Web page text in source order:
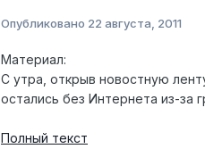
Опубликовано 22 августа, 2011
Материал:
С утра, открыв новостную
остались без Интернета из-за
Полный текст